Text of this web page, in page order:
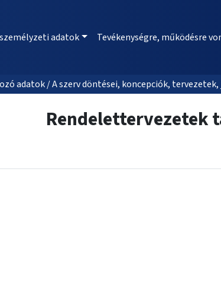
adatok Tevékenységre, működésre
adatok / A szerv döntései, koncepciók,
Rendelettervezetek